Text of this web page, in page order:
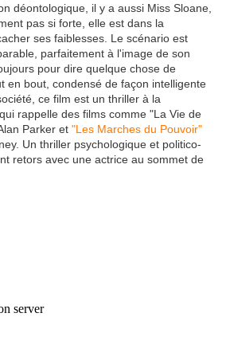
déontologique, il y a aussi Miss Sloane,
pas si forte, elle est dans la
ses faiblesses. Le scénario est
parfaitement à l'image de son
pour dire quelque chose de
en bout, condensé de façon intelligente
ce film est un thriller à la
rappelle des films comme "La Vie de
Parker et "Les Marches du Pouvoir"
Un thriller psychologique et politico-
retors avec une actrice au sommet de